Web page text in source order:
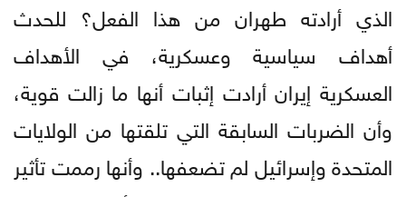
الذي أرادته طهران من هذا الفعل؟ للحدث
أهداف سياسية وعسكرية، في الأهداف
العسكرية إيران أرادت إثبات أنها ما زالت قوية،
وأن الضربات السابقة التي تلقتها من الولايات
المتحدة وإسرائيل لم تضعفها.. وأنها رممت تأثير